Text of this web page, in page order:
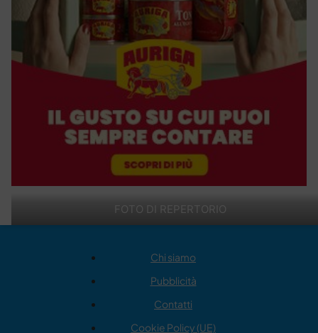
FOTO DI REPERTORIO
Chi siamo
Pubblicità
Contatti
Cookie Policy (UE)